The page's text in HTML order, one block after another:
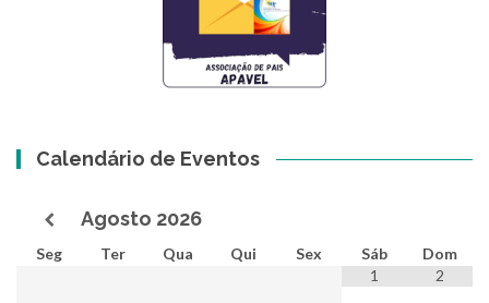
Calendário de Eventos
Agosto 2026
Seg Ter Qua Qui Sex Sáb
Dom
1
2